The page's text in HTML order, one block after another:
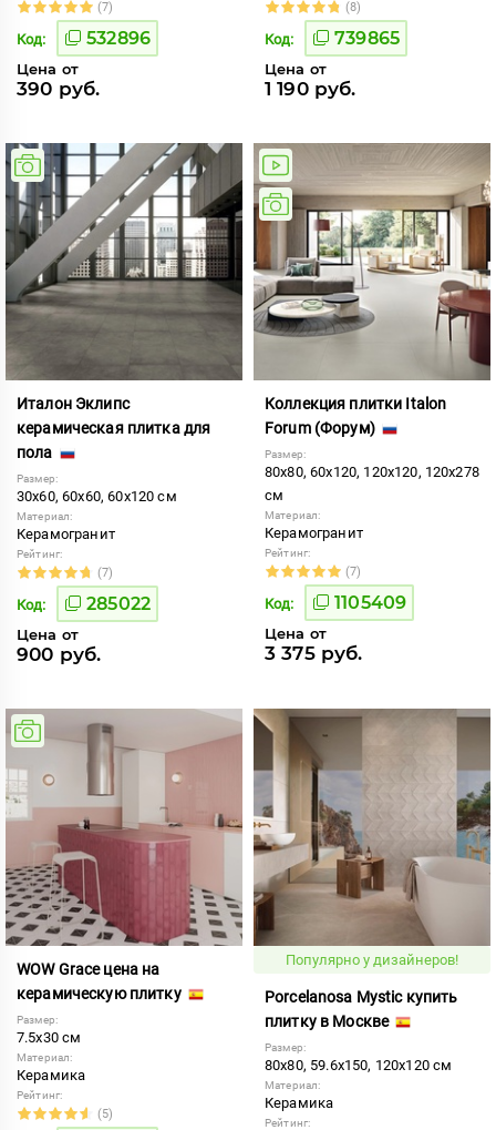
(7)
Код: 532896
Цена от
390 руб.
(8)
Код: 739865
Цена от
1 190 руб.
Италон Эклипс
керамическая плитка для
пола
Размер:
30x60, 60x60, 60x120 см
Материал:
Керамогранит
Рейтинг:
(7)
Код: 285022
Цена от
900 руб.
Коллекция плитки Italon
Forum (Форум)
Размер:
80x80, 60x120, 120x120, 120x278
см
Материал:
Керамогранит
Рейтинг:
(7)
Код: 1105409
Цена от
3 375 руб.
WOW Grace цена на
керамическую плитку
Размер:
7.5x30 см
Материал:
Керамика
Рейтинг:
(5)
Популярно у дизайнеров!
Porcelanosa Mystic купить
плитку в Москве
Размер:
80x80, 59.6x150, 120x120 см
Материал:
Керамика
Рейтинг: